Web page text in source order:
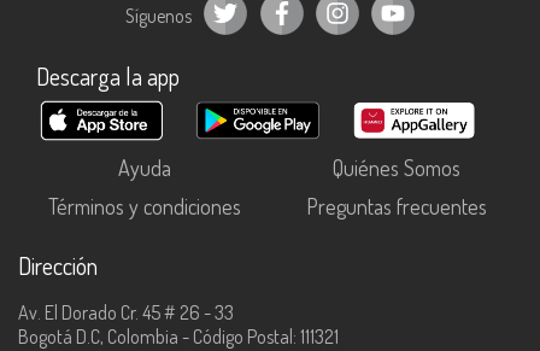
Síguenos
Descarga la app
Ayuda
Quiénes Somos
Términos y condiciones
Preguntas frecuentes
Dirección
Av. El Dorado Cr. 45 # 26 - 33
Bogotá D.C, Colombia - Código Postal: 111321